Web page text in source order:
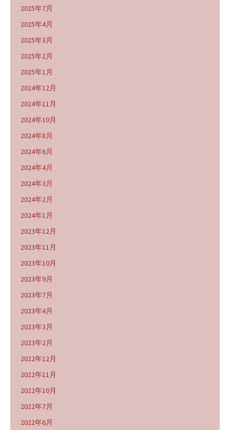
2025年7月
2025年4月
2025年3月
2025年2月
2025年1月
2024年12月
2024年11月
2024年10月
2024年8月
2024年6月
2024年4月
2024年3月
2024年2月
2024年1月
2023年12月
2023年11月
2023年10月
2023年9月
2023年7月
2023年4月
2023年3月
2023年2月
2022年12月
2022年11月
2022年10月
2022年7月
2022年6月